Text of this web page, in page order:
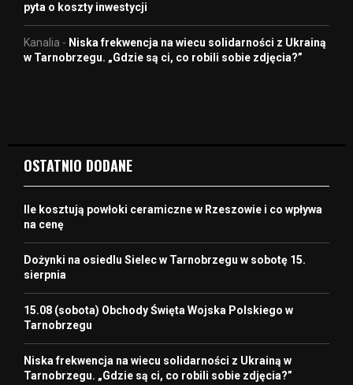
pyta o koszty inwestycji
Kanalia - Niska frekwencja na wiecu solidarności z Ukrainą
w Tarnobrzegu. „Gdzie są ci, co robili sobie zdjęcia?”
OSTATNIO DODANE
Ile kosztują powłoki ceramiczne w Rzeszowie i co wpływa
na cenę
Dożynki na osiedlu Sielec w Tarnobrzegu w sobotę 15.
sierpnia
15.08 (sobota) Obchody Święta Wojska Polskiego w
Tarnobrzegu
Niska frekwencja na wiecu solidarności z Ukrainą w
Tarnobrzegu. „Gdzie są ci, co robili sobie zdjęcia?”